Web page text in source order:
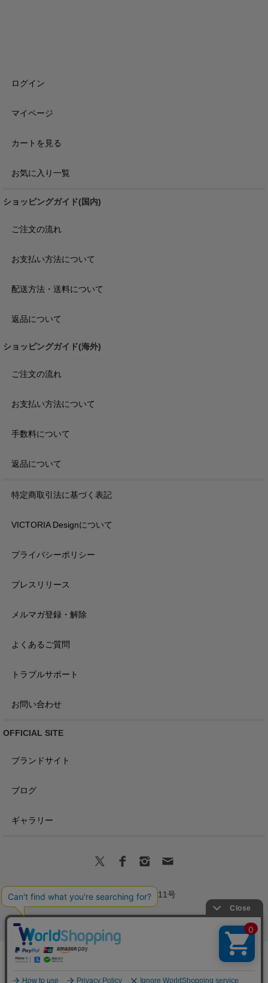
ログイン
マイページ
カートを見る
お気に入り一覧
ショッピングガイド(国内)
ご注文の流れ
お支払い方法について
配送方法・送料について
返品について
ショッピングガイド(海外)
ご注文の流れ
お支払い方法について
手数料について
返品について
特定商取引法に基づく表記
VICTORIA Designについて
プライバシーポリシー
プレスリリース
メルマガ登録・解除
よくあるご質問
トラブルサポート
お問い合わせ
OFFICIAL SITE
ブランドサイト
ブログ
ギャラリー
商標登録第6680011号
Copyright(C) VICTORIA Design All Rights Reserved.